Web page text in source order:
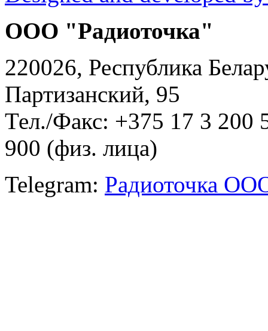
ООО "Радиоточка"
220026, Республика
Партизанский, 95
Тел./Факс: +375 17 3
900 (физ. лица)
Telegram: Радиоточка